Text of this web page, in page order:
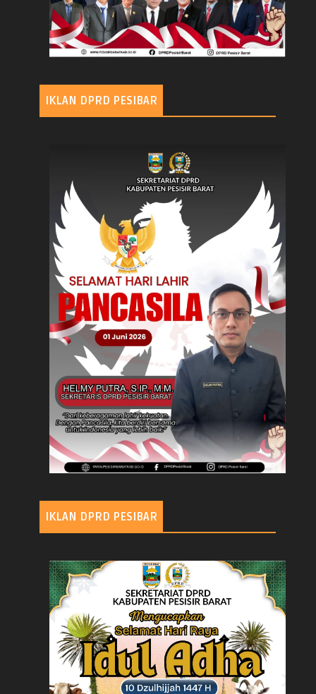
IKLAN DPRD PESIBAR
IKLAN DPRD PESIBAR